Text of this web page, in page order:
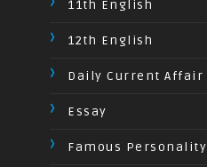
11th English
12th English
Daily Current Affair
Essay
Famous Personality